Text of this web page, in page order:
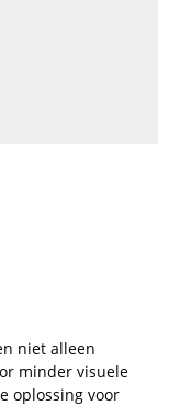
niet alleen
minder visuele
oplossing voor